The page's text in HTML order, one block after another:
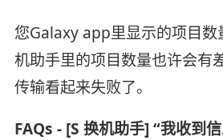
您Galaxy app里显示的项目数
机助手里的项目数量也许会有
传输看起来失败了。
FAQs - [S 换机助手] “我收到